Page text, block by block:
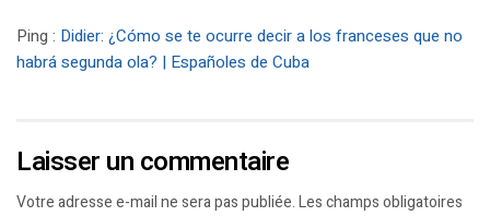
Ping : Didier: ¿Cómo se te ocurre decir a los franceses que no
habrá segunda ola? | Españoles de Cuba
Laisser un commentaire
Votre adresse e-mail ne sera pas publiée.Les champs obligatoires